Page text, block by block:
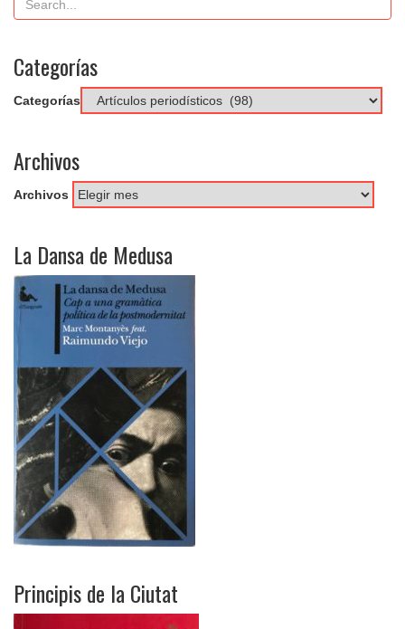
Categorías
Categorías
Archivos
Archivos
La Dansa de Medusa
Principis de la Ciutat